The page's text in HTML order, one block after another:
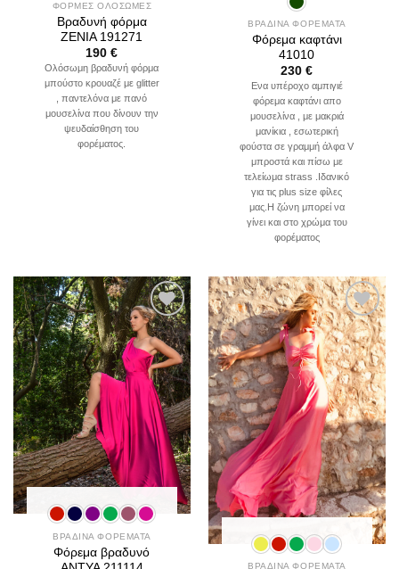
ΦΟΡΜΕΣ ΟΛΟΣΩΜΕΣ
Βραδυνή φόρμα
ZENIA 191271
190€
Ολόσωμη βραδυνή φόρμα
μπούστο κρουαζέ με glitter
, παντελόνα με πανό
μουσελίνα που δίνουν την
ψευδαίσθηση του
φορέματος.
ΒΡΑΔΙΝΑ ΦΟΡΕΜΑΤΑ
Φόρεμα καφτάνι
41010
230€
Ενα υπέροχο αμπιγιέ
φόρεμα καφτάνι απο
μουσελίνα , με μακριά
μανίκια , εσωτερική
φούστα σε γραμμή άλφα V
μπροστά και πίσω με
τελείωμα strass .Iδανικό
για τις plus size φίλες
μας.Η ζώνη μπορεί να
γίνει και στο χρώμα του
φορέματος
Add to
wishlist
ΒΡΑΔΙΝΑ ΦΟΡΕΜΑΤΑ
Φόρεμα βραδυνό
Add to
wishlist
ΒΡΑΔΙΝΑ ΦΟΡΕΜΑΤΑ